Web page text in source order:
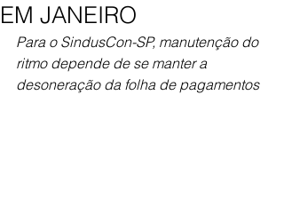
EM JANEIRO
Para o SindusCon-SP, manutenção do
ritmo depende de se manter a
desoneração da folha de pagamentos